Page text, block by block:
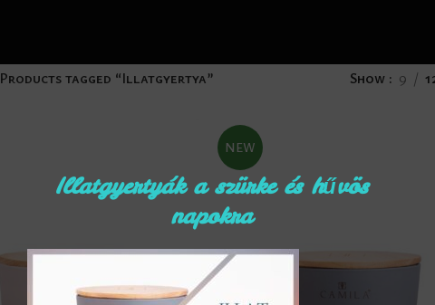
Illatgyertyák a szürke és hűvös
napokra
Products tagged “Illatgyertya” Show 9
NEW